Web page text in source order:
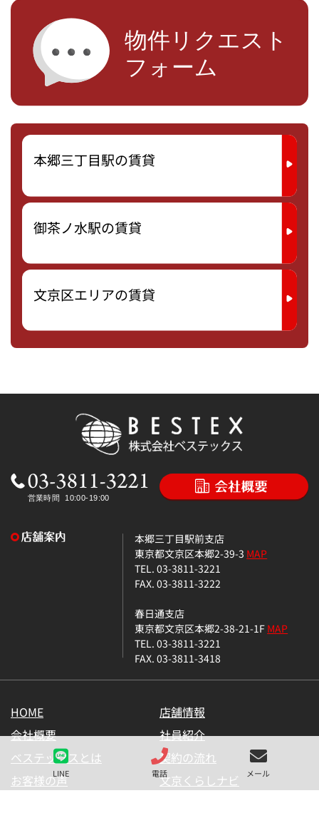
LINE 電話 メール
本郷三丁目駅の賃貸
御茶ノ水駅の賃貸
文京区エリアの賃貸
本郷三丁目駅前支店
東京都文京区本郷2-39-3 MAP
TEL. 03-3811-3221
FAX. 03-3811-3222
春日通支店
東京都文京区本郷2-38-21-1FMAP
TEL. 03-3811-3221
FAX. 03-3811-3418
HOME
店舗情報
会社概要
社員紹介
ベステックスとは
契約の流れ
お客様の声
文京くらしナビ